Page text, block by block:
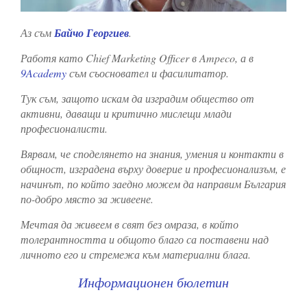
Аз съмБайчо Георгиев.
Работя като Chief Marketing Officer в Ampeco, а в
9Academyсъм съосновател и фасилитатор.
Тук съм, защото искам да изградим общество от
активни, даващи и критично мислещи млади
професионалисти.
Вярвам, че споделянето на знания, умения и контакти в
общност, изградена върху доверие и професионализъм, е
начинът, по който заедно можем да направим България
по-добро място за живеене.
Мечтая да живеем в свят без омраза, в който
толерантността и общото благо са поставени над
личното его и стремежа към материални блага.
Информационен бюлетин